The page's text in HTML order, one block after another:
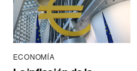
ECONOMÍA